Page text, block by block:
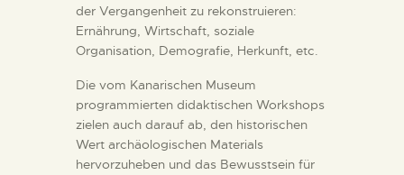
der Vergangenheit zu rekonstruieren:
Ernährung, Wirtschaft, soziale
Organisation, Demografie, Herkunft, etc.
Die vom Kanarischen Museum
programmierten didaktischen Workshops
zielen auch darauf ab, den historischen
Wert archäologischen Materials
hervorzuheben und das Bewusstsein für